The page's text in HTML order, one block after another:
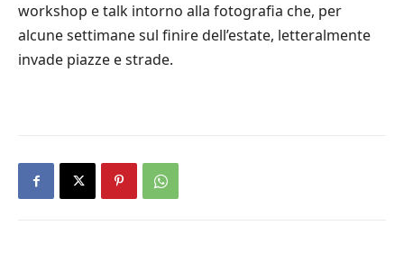
workshop e talk intorno alla fotografia che, per
alcune settimane sul finire dell’estate, letteralmente
invade piazze e strade.